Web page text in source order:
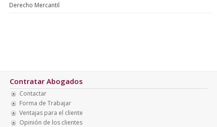
Derecho Mercantil
Contratar Abogados
Contactar
Forma de Trabajar
Ventajas para el cliente
Opinión de los clientes